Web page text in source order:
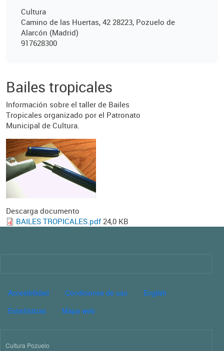
Cultura
Camino de las Huertas, 42 28223, Pozuelo de
Alarcón (Madrid)
917628300
Bailes tropicales
Información sobre el taller de Bailes
Tropicales organizado por el Patronato
Municipal de Cultura.
Descarga documento
BAILES TROPICALES.pdf 24,0 KB
PIE DE PÁGINA CULTURA
Accesibilidad Condiciones de uso
English
Estadísticas
Mapa web
Cultura Pozuelo